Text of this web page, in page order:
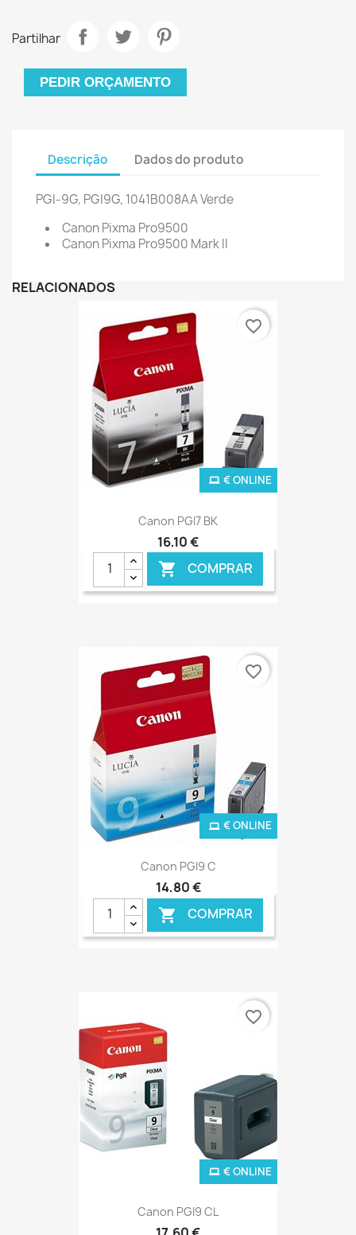
Partilhar
PEDIR ORÇAMENTO
Descrição Dados do produto
PGI-9G, PGI9G, 1041B008AAVerde
Canon Pixma Pro9500
Canon Pixma Pro9500 Mark II
RELACIONADOS
Canon PGI7 BK
16,10 €
 COMPRAR
€ ONLINE
favorite_border
Canon PGI9 C
14,80 €
 COMPRAR
€ ONLINE
favorite_border
Canon PGI9 CL
€ ONLINE
favorite_border